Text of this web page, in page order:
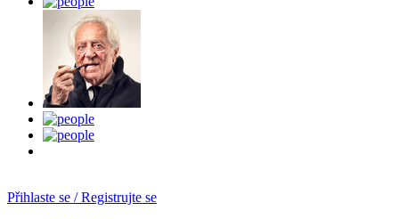
Přihlaste se / Registrujte se